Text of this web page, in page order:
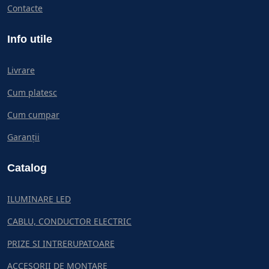
Contacte
Info utile
Livrare
Cum platesc
Cum cumpar
Garanții
Catalog
ILUMINARE LED
CABLU, CONDUCTOR ELECTRIC
PRIZE SI INTRERUPATOARE
ACCESORII DE MONTARE